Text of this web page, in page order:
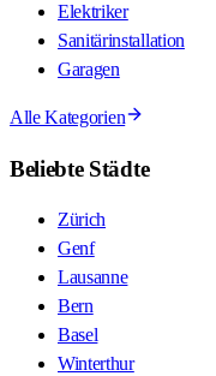
Elektriker
Sanitärinstallation
Garagen
Alle Kategorien
Beliebte Städte
Zürich
Genf
Lausanne
Bern
Basel
Winterthur